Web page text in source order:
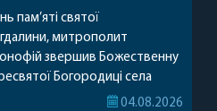
пам’яті святої
митрополит
звершив Божественну
Богородиці села
Перед початком04.08.2026